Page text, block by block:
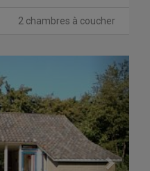
2 chambres à coucher
Next